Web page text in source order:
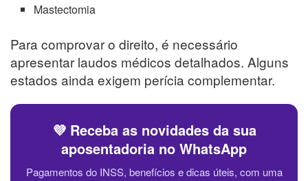
Mastectomia
Para comprovar o direito, é necessário
apresentar laudos médicos detalhados. Alguns
estados ainda exigem perícia complementar.
💜 Receba as novidades da sua
aposentadoria no WhatsApp
Pagamentos do INSS, benefícios e dicas úteis, com uma